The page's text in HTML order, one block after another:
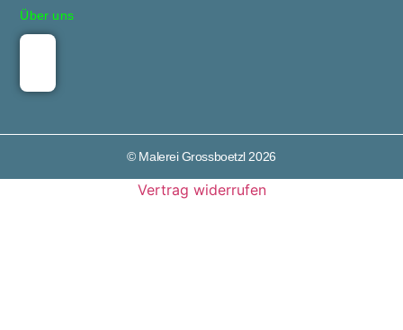
Über uns
© Malerei Grossboetzl 2026
Vertrag widerrufen